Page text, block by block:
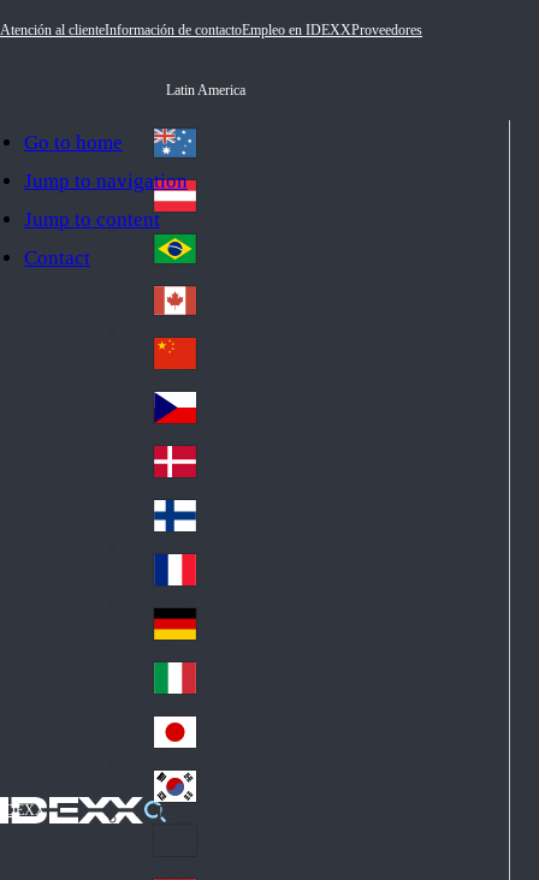
Go to home
Jump to navigation
Jump to content
Contact
Atención al clienteInformación de contactoEmpleo en IDEXXProveedores
IDEXX
Latin America
Au
str
ali
a
Au
stri
a
Br
azi
l
Ca
na
da
Ch
ina
Cz
ec
h
De
nm
ark
Fin
d
Fra
nc
e
Ge
an
y
Ital
y
Jap
an
Ko
Lat